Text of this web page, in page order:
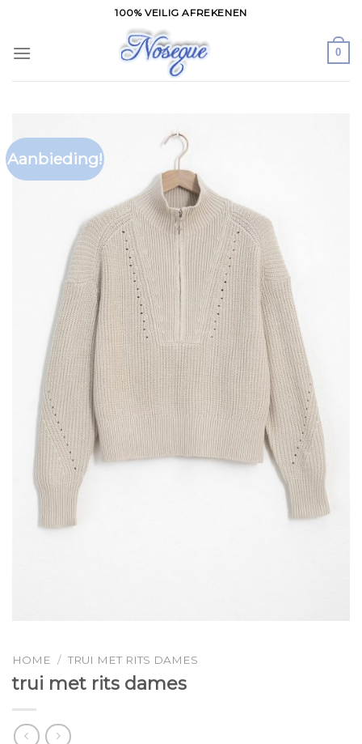
content
100% VEILIG AFREKENEN
0
Aanbieding!
HOME / TRUI MET RITS DAMES
trui met rits dames